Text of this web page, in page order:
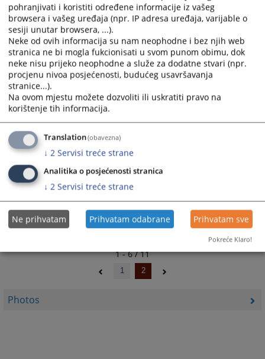
Photos
select
a
date.
Press
the
question
mark
key
to
the
keyboard
shortcuts
changing
select
a
date.
Press
the
question
key
shortcuts
Nova pisarnica - prije uređenja
Seminar u Neumu
Upoznavanje sa CMS-om
1 - 6 / 11
1 2
pohranjivati i koristiti određene informacije iz vašeg
browsera i vašeg uređaja (npr. IP adresa uređaja, varijable o
sesiji unutar browsera, ...).
Neke od ovih informacija su nam neophodne i bez njih web
stranica ne bi mogla fukcionisati u svom punom obimu, dok
neke nisu prijeko neophodne a služe za dodatne stvari (npr.
procjenu nivoa posjećenosti, budućeg usavršavanja
stranice...).
Na ovom mjestu možete dozvoliti ili uskratiti pravo na
korištenje tih informacija.
Translation(obavezna)
↓ 2 Servisi treće strane
Analitika o posjećenosti stranica
↓ 2 Servisi treće strane
Ne prihvatam Prihvatam odabrane Prihvatam sve
Pokreće Klaro!